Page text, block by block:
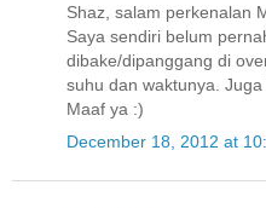
Shaz, salam perkenalan
Saya sendiri belum
dibake/dipanggang di
suhu dan waktunya.
Maaf ya :)
December 18, 2012 at